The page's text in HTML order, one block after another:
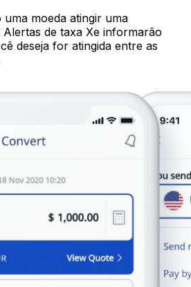
moeda atingir uma
Alertas de taxa Xe informarão
deseja for atingida entre as